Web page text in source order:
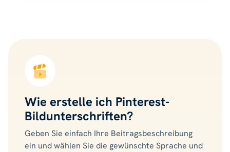
Wie erstelle ich Pinterest-
Bildunterschriften?
Geben Sie einfach Ihre Beitragsbeschreibung
ein und wählen Sie die gewünschte Sprache und